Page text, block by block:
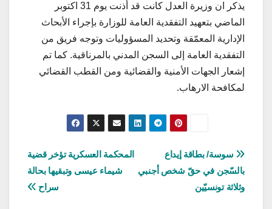
يذكر ان وزيرة العدل كانت قد أذنت يوم 31 اكتوبر
الماضي بتعهيد التفقدية العامة للوزارة بإجراء الأبحاث
الإدارية المعمّقة وتحديد المسؤوليات وتوجه فريق من
التفقدية العامة إلى السجن المدني بالمرناقية. كما تم
إشعار الجهات الأمنية والقضائية ومن القطب القضائي
لمكافحة الارهاب.
تصفّح
المقالات
المحكمة العسكرية تؤخر قضية
شيماء عيسى وتبقيها بحالة
سراح
سوسة/ بطاقة إيداع
بالسّجن في حقّ شخص أجنبي
وثلاثة تونسيّين